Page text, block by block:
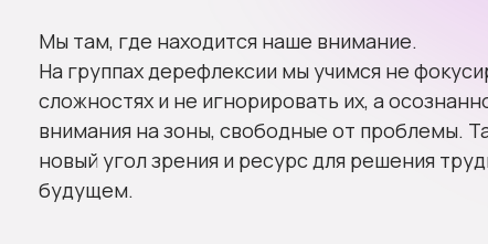
Мы там, где находится наше внимание.
На группах дерефлексии мы учимся не
сложностях и не игнорировать их, а
внимания на зоны, свободные от проблемы.
новый угол зрения и ресурс для решения
будущем.